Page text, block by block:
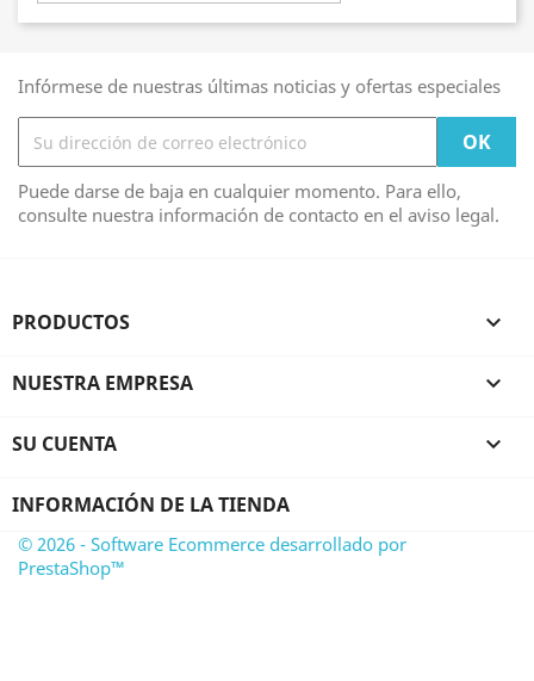
Infórmese de nuestras últimas noticias y ofertas especiales
Puede darse de baja en cualquier momento. Para ello,
consulte nuestra información de contacto en el aviso legal.
PRODUCTOS 
NUESTRA EMPRESA 
SU CUENTA 
INFORMACIÓN DE LA TIENDA
© 2026 - Software Ecommerce desarrollado por
PrestaShop™